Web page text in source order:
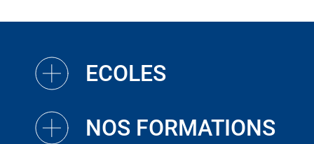
ECOLES
NOS FORMATIONS